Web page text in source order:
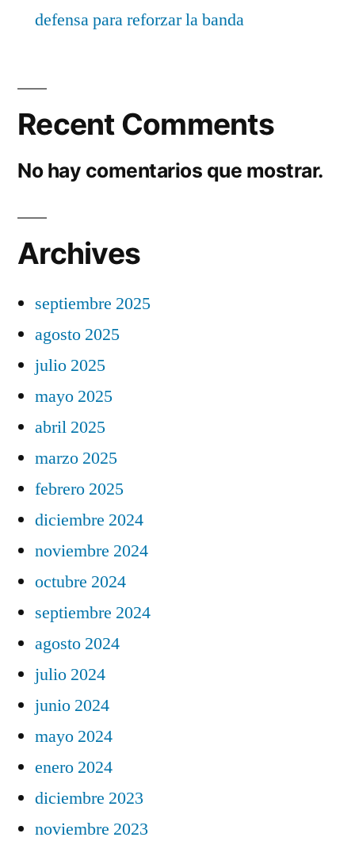
defensa para reforzar la banda
Recent Comments
No hay comentarios que mostrar.
Archives
septiembre 2025
agosto 2025
julio 2025
mayo 2025
abril 2025
marzo 2025
febrero 2025
diciembre 2024
noviembre 2024
octubre 2024
septiembre 2024
agosto 2024
julio 2024
junio 2024
mayo 2024
enero 2024
diciembre 2023
noviembre 2023